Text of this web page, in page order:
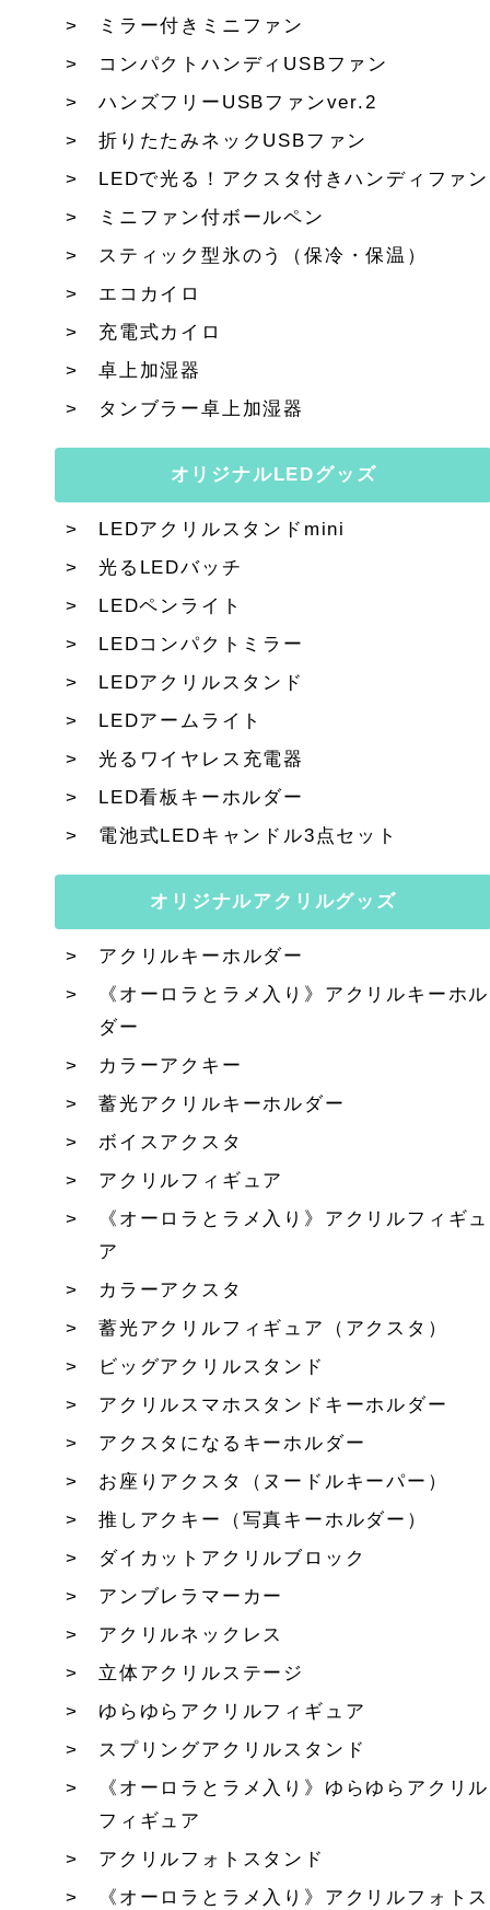
ミラー付きミニファン
コンパクトハンディUSBファン
ハンズフリーUSBファンver.2
折りたたみネックUSBファン
LEDで光る！アクスタ付きハンディファン
ミニファン付ボールペン
スティック型氷のう（保冷・保温）
エコカイロ
充電式カイロ
卓上加湿器
タンブラー卓上加湿器
オリジナルLEDグッズ
LEDアクリルスタンドmini
光るLEDバッチ
LEDペンライト
LEDコンパクトミラー
LEDアクリルスタンド
LEDアームライト
光るワイヤレス充電器
LED看板キーホルダー
電池式LEDキャンドル3点セット
オリジナルアクリルグッズ
アクリルキーホルダー
《オーロラとラメ入り》アクリルキーホル
ダー
カラーアクキー
蓄光アクリルキーホルダー
ボイスアクスタ
アクリルフィギュア
《オーロラとラメ入り》アクリルフィギュ
ア
カラーアクスタ
蓄光アクリルフィギュア（アクスタ）
ビッグアクリルスタンド
アクリルスマホスタンドキーホルダー
アクスタになるキーホルダー
お座りアクスタ（ヌードルキーパー）
推しアクキー（写真キーホルダー）
ダイカットアクリルブロック
アンブレラマーカー
アクリルネックレス
立体アクリルステージ
ゆらゆらアクリルフィギュア
スプリングアクリルスタンド
《オーロラとラメ入り》ゆらゆらアクリル
フィギュア
アクリルフォトスタンド
《オーロラとラメ入り》アクリルフォトス